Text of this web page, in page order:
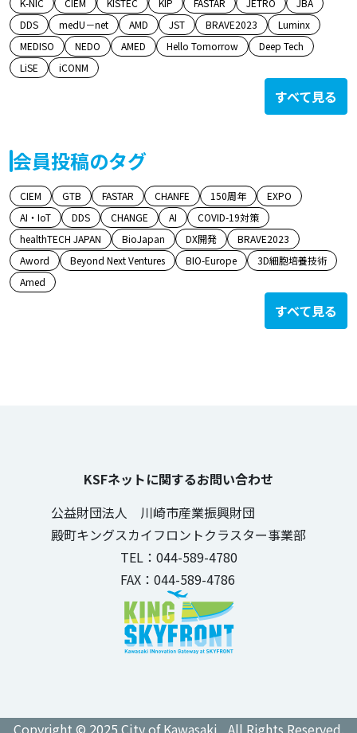
K-NIC CIEM KISTEC KIP FASTAR JETRO
JBA
DDS
medU－net AMD JST BRAVE2023
Luminx
MEDISO
NEDO AMED Hello Tomorrow
Deep Tech
LiSE
iCONM
すべて見る
会員投稿のタグ
CIEM GTB FASTAR CHANFE 150周年
EXPO
AI・IoT
DDS CHANGE AI
COVID-19対策
healthTECH JAPAN
BioJapan DX開発
BRAVE2023
Aword
Beyond Next Ventures BIO-Europe
3D細胞培養技術
Amed
すべて見る
KSFネットに関するお問い合わせ
公益財団法人 川崎市産業振興財団
殿町キングスカイフロントクラスター事業部
TEL：044-589-4780
FAX：044-589-4786
Copyright © 2025 City of Kawasaki , All Rights Reserved.